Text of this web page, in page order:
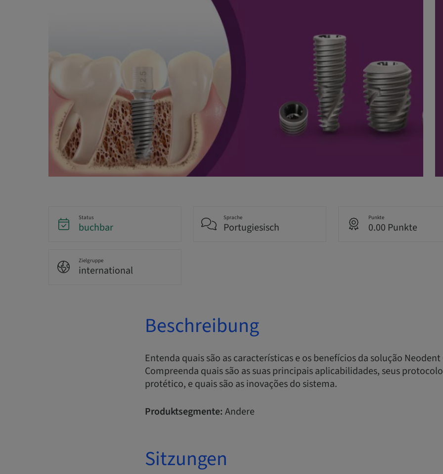
Status
buchbar
Sprache
Portugiesisch
Punkte
0.00 Punkte
Zielgruppe
international
Beschreibung
Entenda quais são as características e os benefícios da solução Neodent
Compreenda quais são as suas principais aplicabilidades, seus
protético, e quais são as inovações do sistema.
Produktsegmente: Andere
Sitzungen